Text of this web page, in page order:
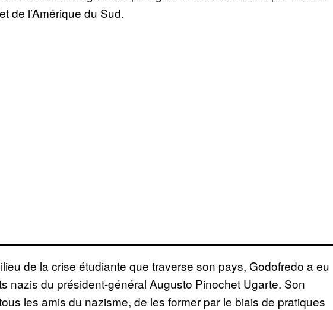
de l’Amérique du Sud.
de la crise étudiante que traverse son pays, Godofredo a eu
nazis du président-général Augusto Pinochet Ugarte. Son
les amis du nazisme, de les former par le biais de pratiques